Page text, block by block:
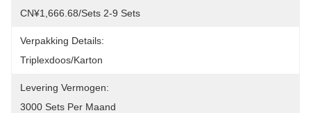
CN¥1,666.68/sets 2-9 Sets
Verpakking Details:
Triplexdoos/Karton
Levering Vermogen:
3000 Sets Per Maand